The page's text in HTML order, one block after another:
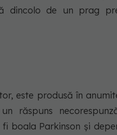
dincolo de un prag
este produsă în
răspuns
boala Parkinson și